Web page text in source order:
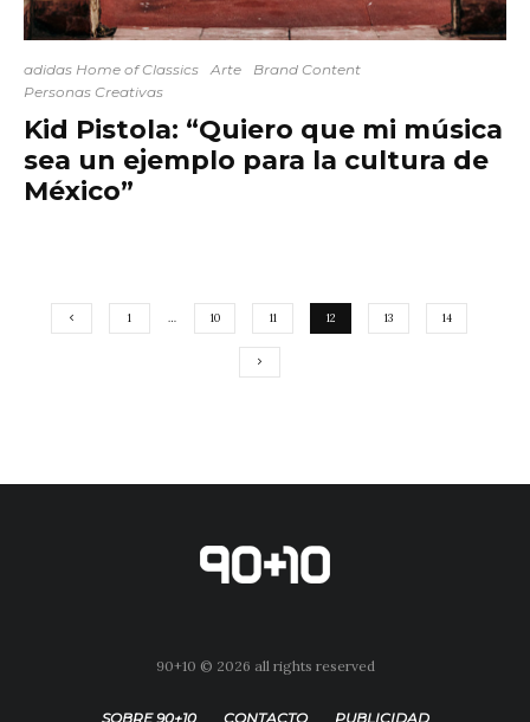
adidas Home of Classics Arte
Brand Content
Personas Creativas
Kid Pistola: “Quiero que mi música
sea un ejemplo para la cultura de
México”
1 … 10 11 12 13 14
90+10 © 2026 all rights reserved
SOBRE 90+10 CONTACTO PUBLICIDAD